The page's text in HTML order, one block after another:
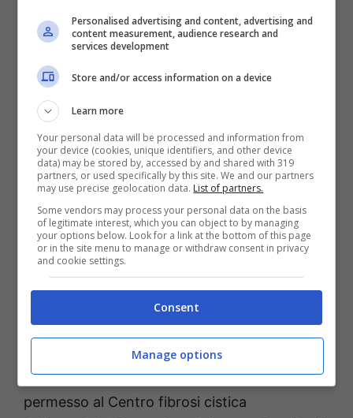
I risultati di questo studio, che ha richiesto
oltre due anni di lavoro, sono stati pubblicati
quest’anno sulla rivista scientifica
internazionale ‘Human Mutation’ e hanno
permesso al Centro fibrosi cistica
Personalised advertising and content, advertising and
content measurement, audience research and
services development
Store and/or access information on a device
Learn more
Your personal data will be processed and information from
your device (cookies, unique identifiers, and other device
data) may be stored by, accessed by and shared with 319
partners, or used specifically by this site. We and our partners
may use precise geolocation data. List of partners.
Some vendors may process your personal data on the basis
of legitimate interest, which you can object to by managing
your options below. Look for a link at the bottom of this page
or in the site menu to manage or withdraw consent in privacy
and cookie settings.
Consent
Manage options